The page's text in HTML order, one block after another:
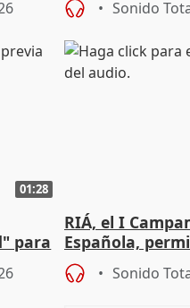
Sonido
01:28
para
RIÁ, el I
Española,
"sacar su
Sonido